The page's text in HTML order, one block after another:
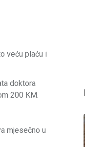
veću plaću i
doktora
200 KM.
mjesečno u